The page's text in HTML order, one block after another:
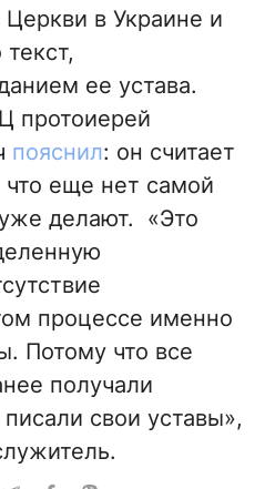
в Украине и
ее устава.
протоиерей
пояснил: он считает
еще нет самой
делают. «Это
процессе именно
Потому что все
получали
свои уставы»,